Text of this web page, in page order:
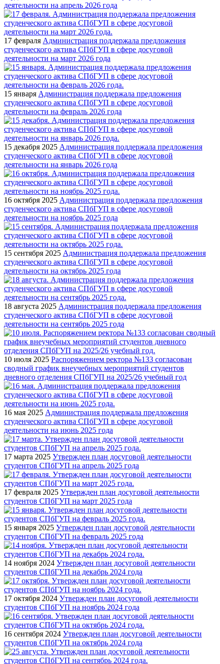
деятельности на апрель 2026 года
17 февраля Администрация поддержала предложения
студенческого актива СПбГУП в сфере досуговой
деятельности на март 2026 года
15 января Администрация поддержала предложения
студенческого актива СПбГУП в сфере досуговой
деятельности на февраль 2026 года
15 декабря 2025 Администрация поддержала предложения
студенческого актива СПбГУП в сфере досуговой
деятельности на январь 2026 года
16 октября 2025 Администрация поддержала предложения
студенческого актива СПбГУП в сфере досуговой
деятельности на ноябрь 2025 года
15 сентября 2025 Администрация поддержала предложения
студенческого актива СПбГУП в сфере досуговой
деятельности на октябрь 2025 года
18 августа 2025 Администрация поддержала предложения
студенческого актива СПбГУП в сфере досуговой
деятельности на сентябрь 2025 года
10 июля 2025 Распоряжением ректора №133 согласован
сводный график внеучебных мероприятий студентов
дневного отделения СПбГУП на 2025/26 учебный год
16 мая 2025 Администрация поддержала предложения
студенческого актива СПбГУП в сфере досуговой
деятельности на июнь 2025 года
17 марта 2025 Утвержден план досуговой деятельности
студентов СПбГУП на апрель 2025 года
17 февраля 2025 Утвержден план досуговой деятельности
студентов СПбГУП на март 2025 года
15 января 2025 Утвержден план досуговой деятельности
студентов СПбГУП на февраль 2025 года
14 ноября 2024 Утвержден план досуговой деятельности
студентов СПбГУП на декабрь 2024 года
17 октября 2024 Утвержден план досуговой деятельности
студентов СПбГУП на ноябрь 2024 года
16 сентября 2024 Утвержден план досуговой деятельности
студентов СПбГУП на октябрь 2024 года